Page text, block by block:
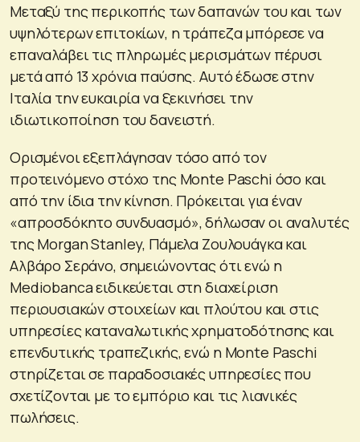
Μεταξύ της περικοπής των δαπανών του και των
υψηλότερων επιτοκίων, η τράπεζα μπόρεσε να
επαναλάβει τις πληρωμές μερισμάτων πέρυσι
μετά από 13 χρόνια παύσης. Αυτό έδωσε στην
Ιταλία την ευκαιρία να ξεκινήσει την
ιδιωτικοποίηση του δανειστή.
Ορισμένοι εξεπλάγησαν τόσο από τον
προτεινόμενο στόχο της Monte Paschi όσο και
από την ίδια την κίνηση. Πρόκειται για έναν
«απροσδόκητο συνδυασμό», δήλωσαν οι αναλυτές
της Morgan Stanley, Πάμελα Ζουλουάγκα και
Αλβάρο Σεράνο, σημειώνοντας ότι ενώ η
Mediobanca ειδικεύεται στη διαχείριση
περιουσιακών στοιχείων και πλούτου και στις
υπηρεσίες καταναλωτικής χρηματοδότησης και
επενδυτικής τραπεζικής, ενώ η Monte Paschi
στηρίζεται σε παραδοσιακές υπηρεσίες που
σχετίζονται με το εμπόριο και τις λιανικές
πωλήσεις.